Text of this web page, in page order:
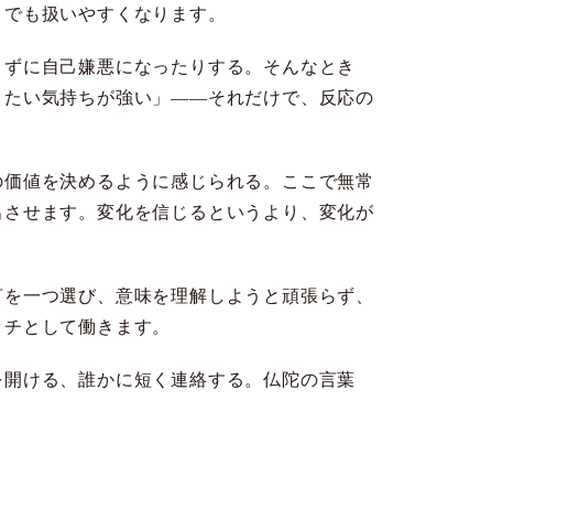
も扱いやすくなります。
に自己嫌悪になったりする。そんなとき
たい気持ちが強い」――それだけで、反応の
値を決めるように感じられる。ここで無常
せます。変化を信じるというより、変化が
一つ選び、意味を理解しようと頑張らず、
として働きます。
ける、誰かに短く連絡する。仏陀の言葉